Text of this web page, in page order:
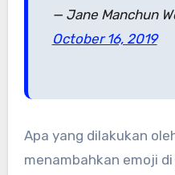
— Jane Manchun
October 16, 2019
Apa yang dilakukan
menambahkan emoji